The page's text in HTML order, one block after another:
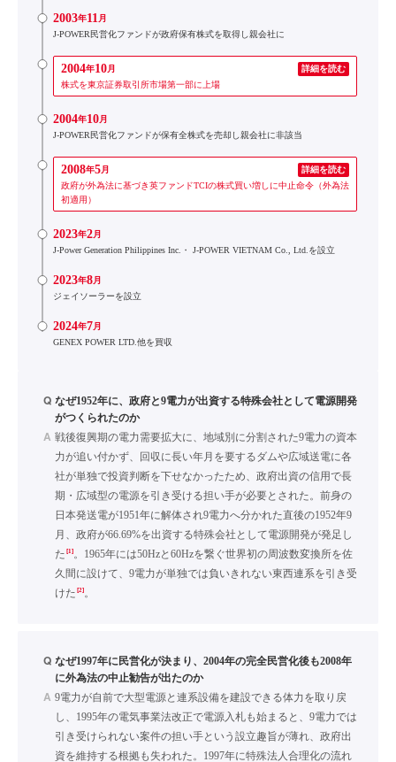
2003年11月
J-POWER民営化ファンドが政府保有株式を取得し親会社に
2004年10月
詳細を読む
株式を東京証券取引所市場第一部に上場
2004年10月
J-POWER民営化ファンドが保有全株式を売却し親会社に非該当
2008年5月
詳細を読む
政府が外為法に基づき英ファンドTCIの株式買い増しに中止命令（外為法
初適用）
2023年2月
J-Power Generation Philippines Inc.・ J-POWER VIETNAM Co., Ltd.を設立
2023年8月
ジェイソーラーを設立
2024年7月
GENEX POWER LTD.他を買収
Q なぜ1952年に、政府と9電力が出資する特殊会社として電源開発
がつくられたのか
A 戦後復興期の電力需要拡大に、地域別に分割された9電力の資本
力が追い付かず、回収に長い年月を要するダムや広域送電に各
社が単独で投資判断を下せなかったため、政府出資の信用で長
期・広域型の電源を引き受ける担い手が必要とされた。前身の
日本発送電が1951年に解体され9電力へ分かれた直後の1952年9
月、政府が66.69%を出資する特殊会社として電源開発が発足し
た [1]。1965年には50Hzと60Hzを繋ぐ世界初の周波数変換所を佐
久間に設けて、9電力が単独では負いきれない東西連系を引き受
けた [2]。
Q なぜ1997年に民営化が決まり、2004年の完全民営化後も2008年
に外為法の中止勧告が出たのか
A 9電力が自前で大型電源と連系設備を建設できる体力を取り戻
し、1995年の電気事業法改正で電源入札も始まると、9電力では
引き受けられない案件の担い手という設立趣旨が薄れ、政府出
資を維持する根拠も失われた。1997年に特殊法人合理化の流れ